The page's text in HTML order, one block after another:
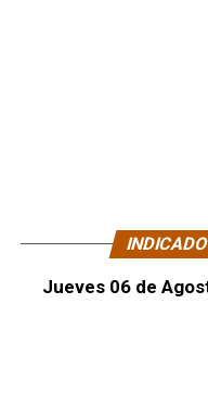
Jueves 06 de